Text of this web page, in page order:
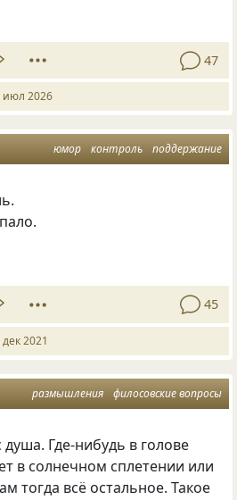
47
июл 2026
юмор контроль поддержание
45
2021
размышления филосовские вопросы
Где-нибудь в голове
в солнечном сплетении или
тогда всё остальное. Такое